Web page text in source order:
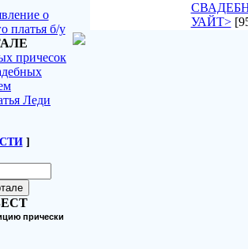
о
платья б/у
причесок
Леди
]
прически
УАЙТ>